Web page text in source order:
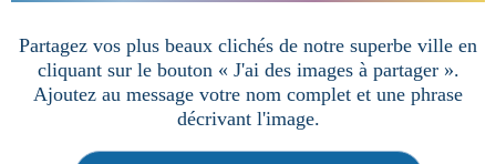
Partagez vos plus beaux clichés de notre superbe ville en
cliquant sur le bouton « J'ai des images à partager ».
Ajoutez au message votre nom complet et une phrase
décrivant l'image.